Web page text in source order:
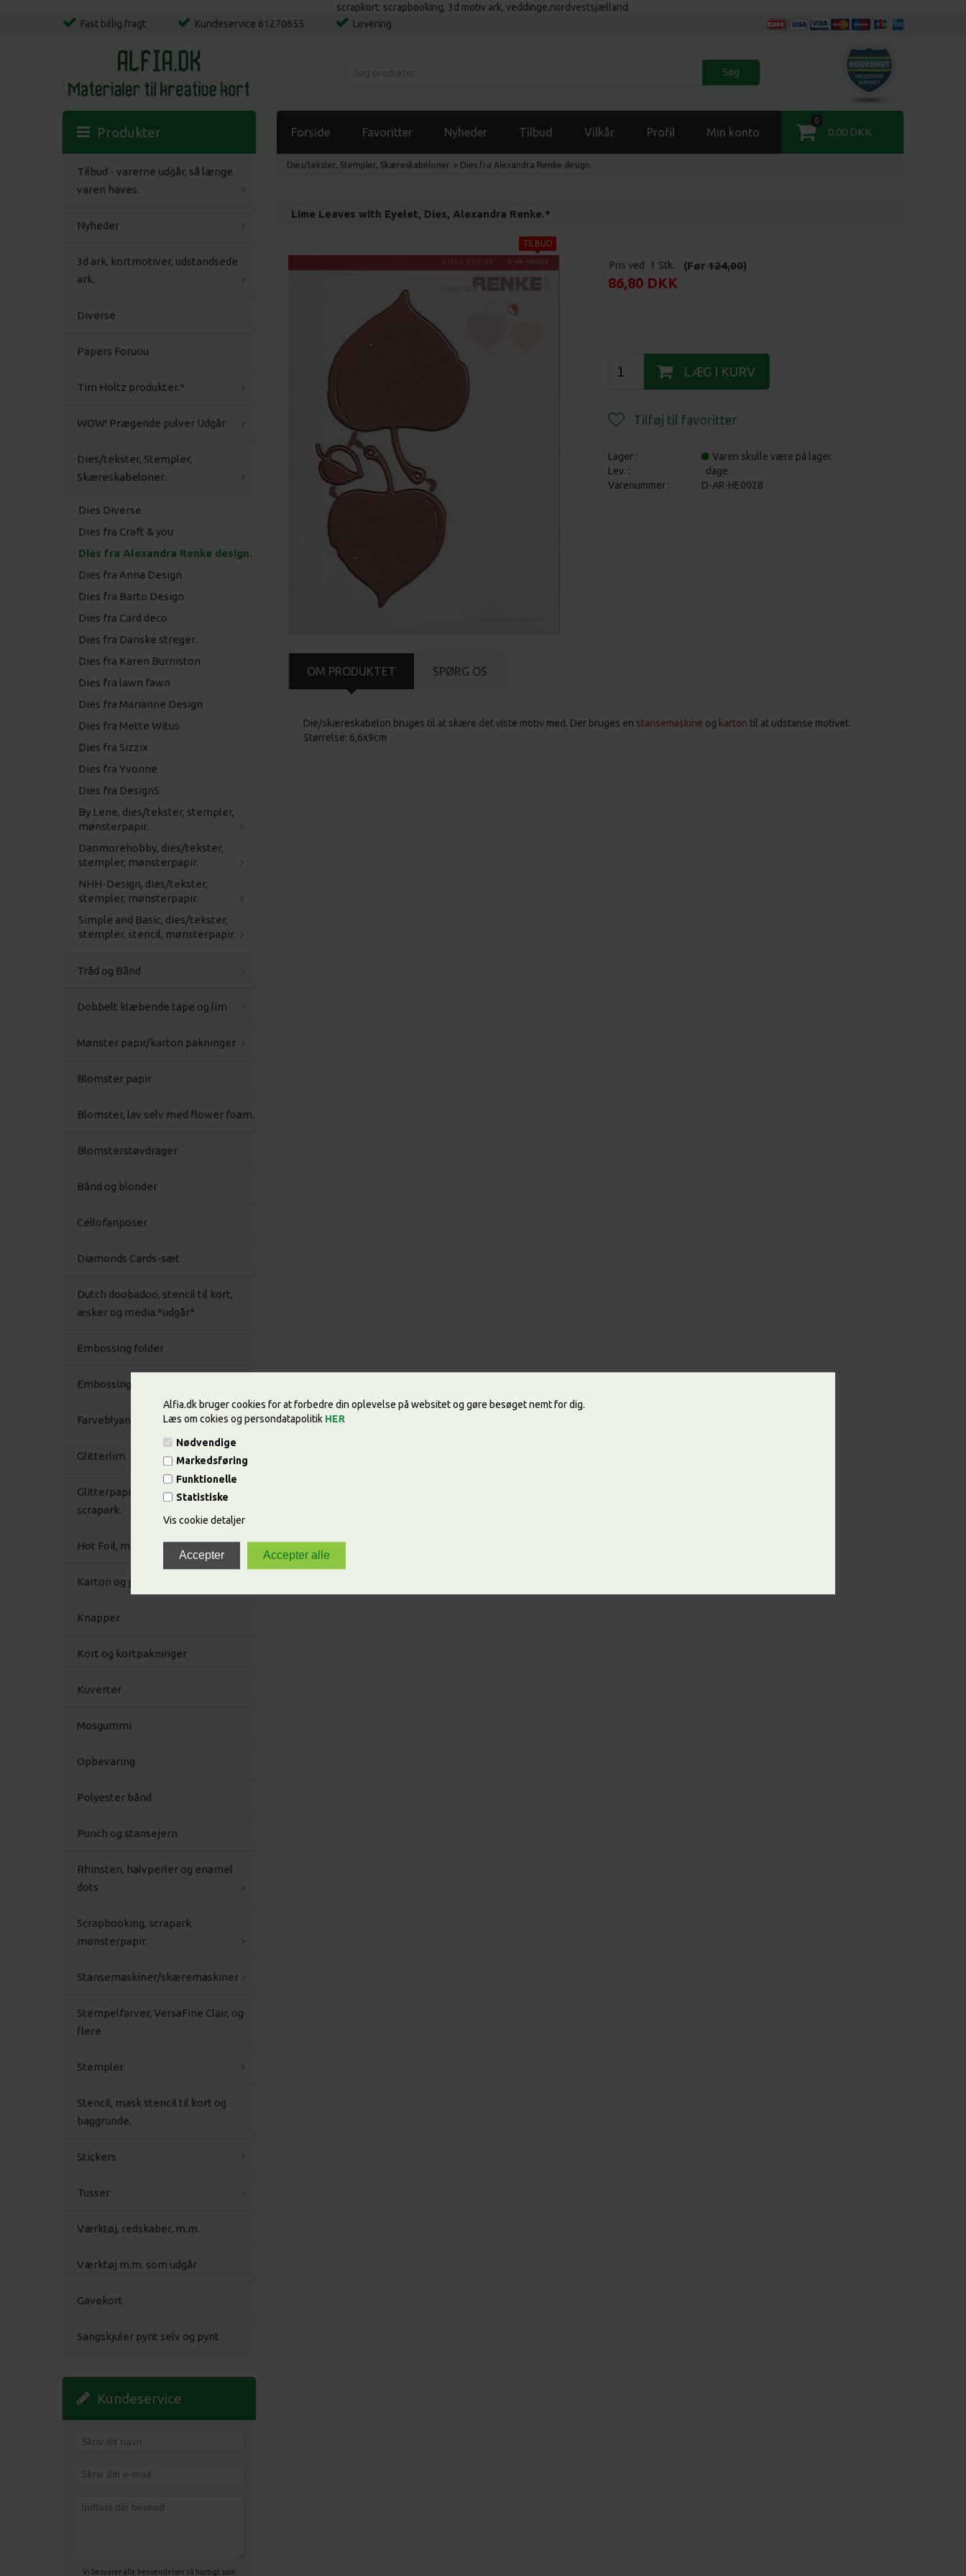
scrapkort, scrapbooking, 3d motiv ark, veddinge,nordvestsjælland.
Alfia.dk bruger cookies for at forbedre din oplevelse på websitet og gøre besøget nemt for dig.
Læs om cokies og persondatapolitik HER
Nødvendige
Markedsføring
Funktionelle
Statistiske
Vis cookie detaljer
Fast billig fragt Kundeservice 61270655 Levering
0,00 DKK
0
Søg
Produkter
Tilbud - varerne udgår, så længe
varen haves.
Nyheder
3d ark, kortmotiver, udstandsede
ark.
Diverse
Papers Foruou
Tim Holtz produkter.*
WOW! Prægende pulver Udgår
Dies/tekster, Stempler,
Skæreskabeloner.
Dies Diverse
Dies fra Craft & you
Dies fra Alexandra Renke design.
Dies fra Anna Design
Dies fra Barto Design
Dies fra Card deco
Dies fra Danske streger.
Dies fra Karen Burniston
Dies fra lawn fawn
Dies fra Marianne Design
Dies fra Mette Witus
Dies fra Sizzix
Dies fra Yvonne
Dies fra Design5
By Lene, dies/tekster, stempler,
mønsterpapir.
Danmorehobby, dies/tekster,
stempler, mønsterpapir.
NHH-Design, dies/tekster,
stempler, mønsterpapir.
Simple and Basic, dies/tekster,
stempler, stencil, mønsterpapir.
Tråd og Bånd
Dobbelt klæbende tape og lim
Mønster papir/karton pakninger
Blomster papir
Blomster, lav selv med flower foam.
Blomsterstøvdrager
Bånd og blonder
Cellofanposer
Diamonds Cards-sæt
Dutch doobadoo, stencil til kort,
æsker og media.*udgår*
Embossing folder
Embossing pulver.*
Farveblyanter,
Glitterlim.
Glitterpapir/karton selvklæbende
scrapark.
Hot Foil, maskiner og tilbehør. Udgår
Karton og papir
Knapper
Kort og kortpakninger
Kuverter
Mosgummi
Opbevaring
Polyester bånd
Punch og stansejern
Rhinsten, halvperler og enamel
dots
Scrapbooking, scrapark
mønsterpapir.
Stansemaskiner/skæremaskiner
Stempelfarver, VersaFine Clair, og
flere
Stempler.
Stencil, mask stencil til kort og
baggrunde.
Stickers
Tusser
Værktøj, redskaber, m.m.
Værktøj m.m. som udgår
Gavekort
Sangskjuler pynt selv og pynt
Kundeservice
Vi besvarer alle henvendelser så hurtigt som
Forside Favoritter Nyheder Tilbud Vilkår Profil Min konto
Dies/tekster, Stempler, Skæreskabeloner. » Dies fra Alexandra Renke design.
Lime Leaves with Eyelet, Dies, Alexandra Renke.*
Pris ved 1 Stk. (Før124,00)
86,80 DKK
Lager :
Varen skulle være på lager.
Lev. :
dage
Varenummer :
D-AR-HE0028
OM PRODUKTET SPØRG OS
Die/skæreskabelon bruges til at skære det viste motiv med. Der bruges en stansemaskine og karton til at udstanse motivet.
Størrelse: 6,6x9cm